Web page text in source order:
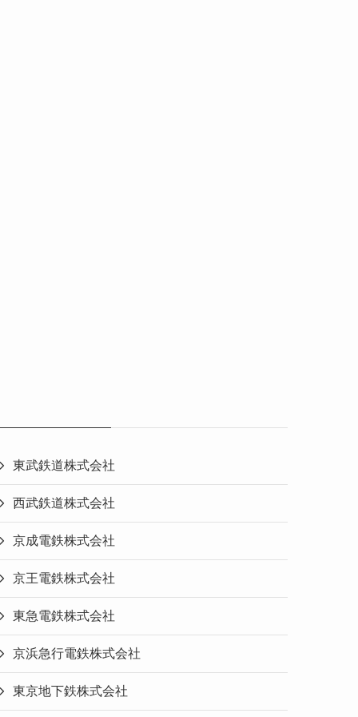
東武鉄道株式会社
西武鉄道株式会社
京成電鉄株式会社
京王電鉄株式会社
東急電鉄株式会社
京浜急行電鉄株式会社
東京地下鉄株式会社